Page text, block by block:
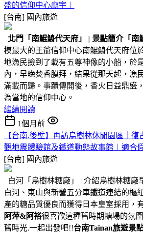
盛的信仰中心廟宇︱
[台南] 國內旅遊
北門 「南鯤鯓代天府」 | 景點簡介「南
模最大的王爺信仰中心南鯤鯓代天府位
地漁民撿到了載有五尊神像的小船，於
內，早晚焚香膜拜，結果從那天起，漁
滿載而歸。事蹟傳開後，香火日益鼎盛
為當地的信仰中心。
繼續閱讀
1個月前
【台南.後壁】再訪烏樹林休閒園區｜
觀地震體驗館及鐵道動態故事館︱適合
[台南] 國內旅遊
白河「烏樹林糖廠」 | 介紹烏樹林糖廠
白河、東山與新營五分車鐵道連結的樞
產的糖品質優良而獲得日本皇室採用，
阿萍&阿裕很喜歡這種舊時期糖場的氛
舊時光.一起出發吧!!台南Tainan旅遊景